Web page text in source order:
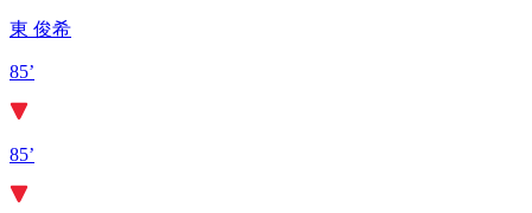
東 俊希
85’
85’